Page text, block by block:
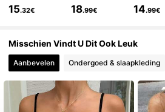
4.77 2.6M Volgers
2.6M Volgers
15.32€ 18.99€ 14.99€
Misschien Vindt U Dit Ook Leuk
Aanbevelen Ondergoed & slaapkleding